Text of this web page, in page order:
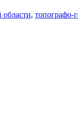
области, топографо-